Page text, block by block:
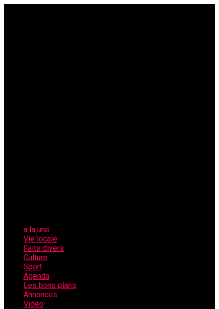
a la une
Vie locale
Faits divers
Culture
Sport
Agenda
Les bons plans
Annonces
Vidéo